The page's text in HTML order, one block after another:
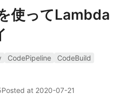
使ってLambda
CodePipeline
CodeBuild
Posted at 2020-07-21